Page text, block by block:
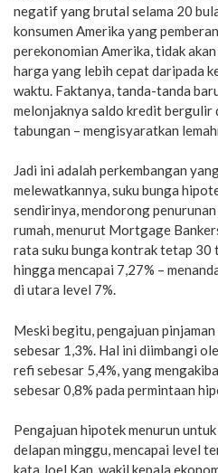
negatif yang brutal selama 20
konsumen Amerika yang
perekonomian Amerika, tidak
harga yang lebih cepat daripada
waktu. Faktanya, tanda-tanda
melonjaknya saldo kredit bergulir
tabungan – mengisyaratkan
Jadi ini adalah perkembangan
melewatkannya, suku bunga
sendirinya, mendorong
rumah, menurut Mortgage
rata suku bunga kontrak tetap 30
hingga mencapai 7,27% –
di utara level 7%.
Meski begitu, pengajuan
sebesar 1,3%. Hal ini diimbangi
refi sebesar 5,4%, yang
sebesar 0,8% pada permintaan
Pengajuan hipotek menurun
delapan minggu, mencapai level
kata Joel Kan, wakil kepala